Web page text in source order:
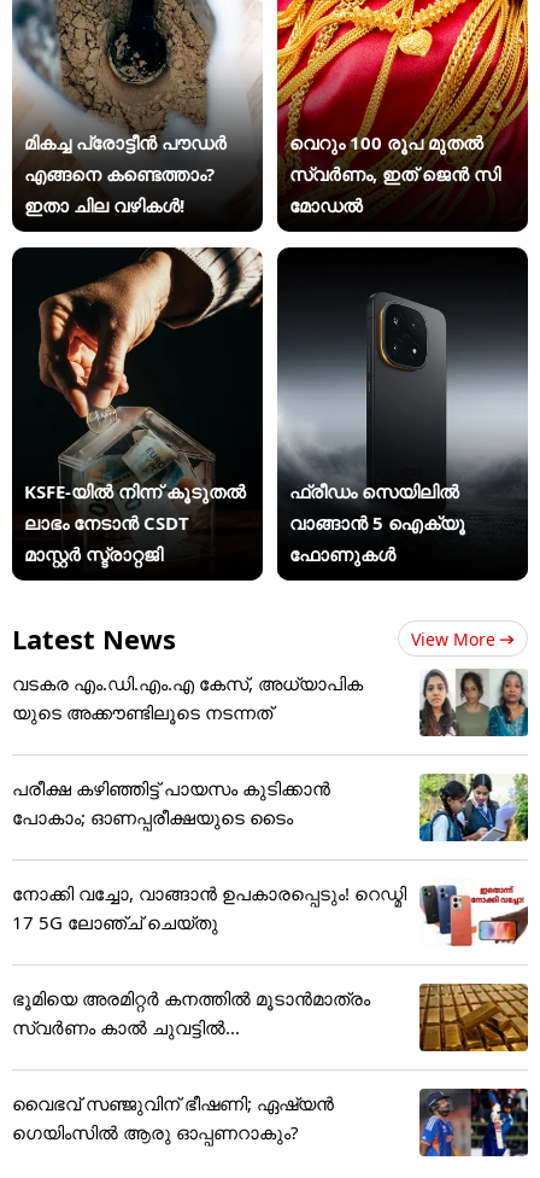
മികച്ച പ്രോട്ടീൻ പൗഡർ
എങ്ങനെ കണ്ടെത്താം?
ഇതാ ചില വഴികൾ!
വെറും 100 രൂപ മുതല്‍
സ്വർണം, ഇത് ജെൻ സി
മോഡൽ
KSFE-യില്‍ നിന്ന് കൂടുതല്‍
ലാഭം നേടാന്‍ CSDT
മാസ്റ്റര്‍ സ്ട്രാറ്റജി
ഫ്രീഡം സെയിലിൽ
വാങ്ങാൻ 5 ഐക്യൂ
ഫോണുകൾ
Latest News View More
വടകര എം.ഡി.എം.എ കേസ്, അധ്യാപിക
യുടെ അക്കൗണ്ടിലൂടെ നടന്നത്
പരീക്ഷ കഴിഞ്ഞിട്ട് പായസം കുടിക്കാന്‍
പോകാം; ഓണപ്പരീക്ഷയുടെ ടൈം
നോക്കി വച്ചോ, വാങ്ങാൻ ഉപകാരപ്പെടും! റെഡ്മി
17 5G ലോഞ്ച് ചെയ്തു
ഭൂമിയെ അരമിറ്റർ കനത്തിൽ മൂടാൻമാത്രം
സ്വർണം കാൽ ചുവട്ടിൽ...
വൈഭവ് സഞ്ജുവിന് ഭീഷണി; ഏഷ്യന്‍
ഗെയിംസില്‍ ആരു ഓപ്പണറാകും?